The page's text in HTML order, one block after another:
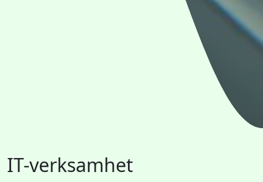
IT-verksamhet